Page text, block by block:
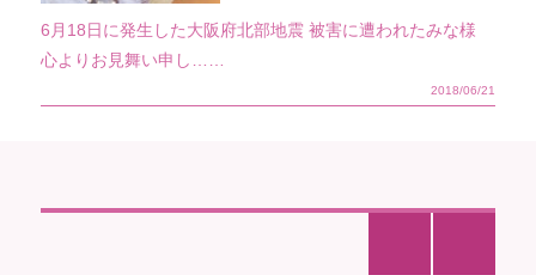
6月18日に発生した大阪府北部地震 被害に遭われたみな様
心よりお見舞い申し……
2018/06/21